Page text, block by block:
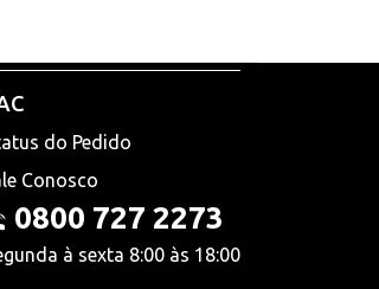
do Pedido
Conosco
0800 727 2273
à sexta 8:00 às 18:00